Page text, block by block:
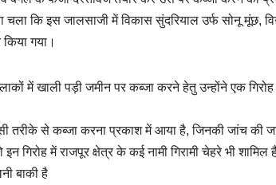
कि इस जालसाजी में विकास सुंदरियाल उर्फ सोनू मूंछ,
गया।
में खाली पड़ी जमीन पर कब्जा करने हेतु उन्होंने एक
तरीके से कब्जा करना प्रकाश में आया है, जिनकी जांच की
गिरोह में राजपूर क्षेत्र के कई नामी गिरामी चेहरे भी
बाकी है